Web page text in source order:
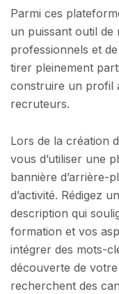
Parmi ces
un puissant outil de
professionnels et
tirer pleinement
construire un profil
recruteurs.
Lors de la création
vous d’utiliser une
bannière d’arrière-
d’activité. Rédigez
description qui
formation et vos
intégrer des mots-
découverte de
recherchent des